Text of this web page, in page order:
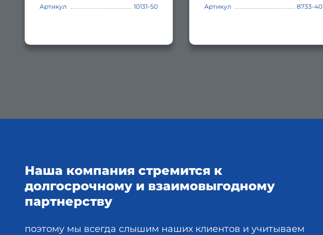
Артикул
10131-50
Артикул
8733-40
Наша компания стремится к
долгосрочному и взаимовыгодному
партнерству
поэтому мы всегда слышим наших клиентов и учитываем